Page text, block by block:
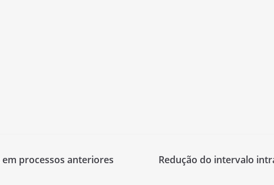
processos anteriores Redução do intervalo